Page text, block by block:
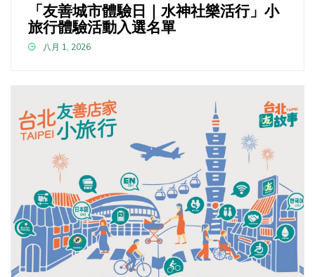
「友善城市體驗日｜水神社樂活行」小
旅行體驗活動入選名單
八月 1, 2026